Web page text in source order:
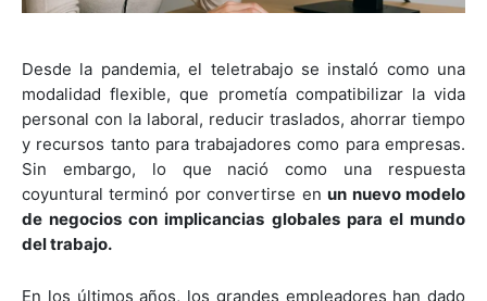
Desde la pandemia, el teletrabajo se instaló como una
modalidad flexible, que prometía compatibilizar la vida
personal con la laboral, reducir traslados, ahorrar tiempo
y recursos tanto para trabajadores como para empresas.
Sin embargo, lo que nació como una respuesta
coyuntural terminó por convertirse enun nuevo modelo
de negocios con implicancias globales para el mundo
del trabajo.
En los últimos años, los grandes empleadores han dado